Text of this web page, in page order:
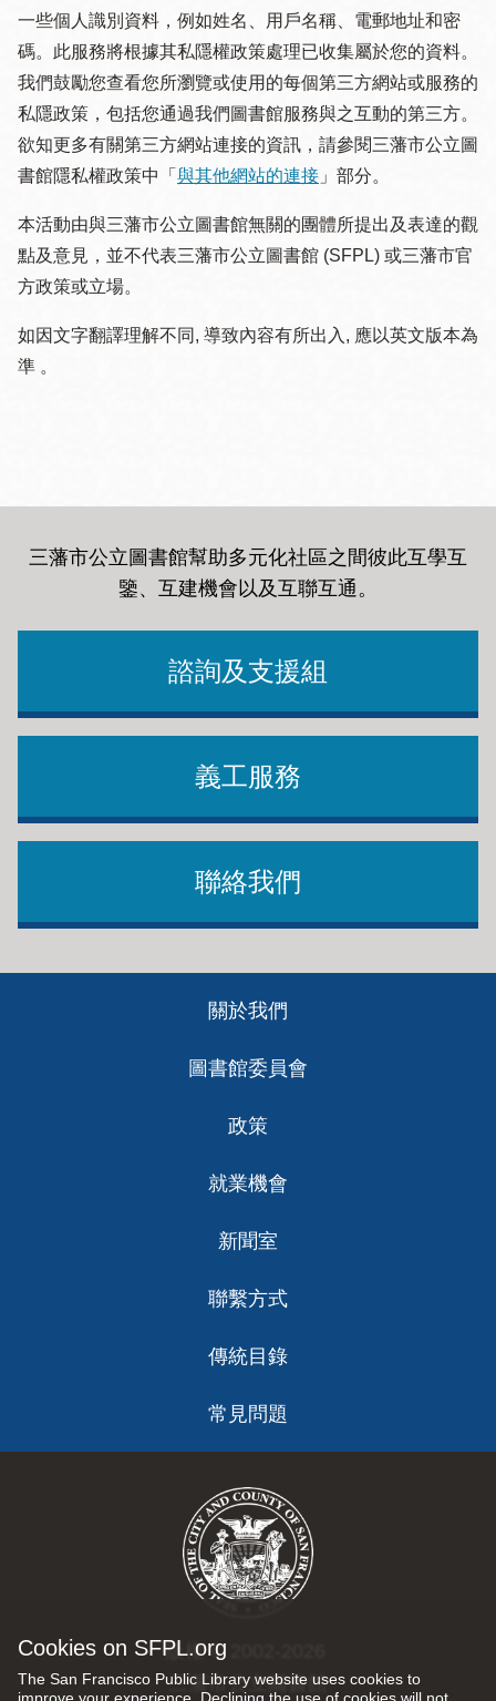
Cookies on SFPL.org
The San Francisco Public Library website uses cookies to
一些個人識別資料，例如姓名、用戶名稱、電郵地址和密
碼。此服務將根據其私隱權政策處理已收集屬於您的資料。
我們鼓勵您查看您所瀏覽或使用的每個第三方網站或服務的
私隱政策，包括您通過我們圖書館服務與之互動的第三方。
欲知更多有關第三方網站連接的資訊，請參閱三藩市公立圖
書館隱私權政策中「 與其他網站的連接 」部分。
本活動由與三藩市公立圖書館無關的團體所提出及表達的觀
點及意見，並不代表三藩市公立圖書館 (SFPL) 或三藩市官
方政策或立場。
如因文字翻譯理解不同, 導致內容有所出入, 應以英文版本為
準 。
三藩市公立圖書館幫助多元化社區之間彼此互學互
鑒、互建機會以及互聯互通 。
諮詢及支援組
義工服務
聯絡我們
關於我們
圖書館委員會
政策
就業機會
新聞室
聯繫方式
傳統目錄
常見問題
版權 © 2002-2026
三藩市公立圖書館